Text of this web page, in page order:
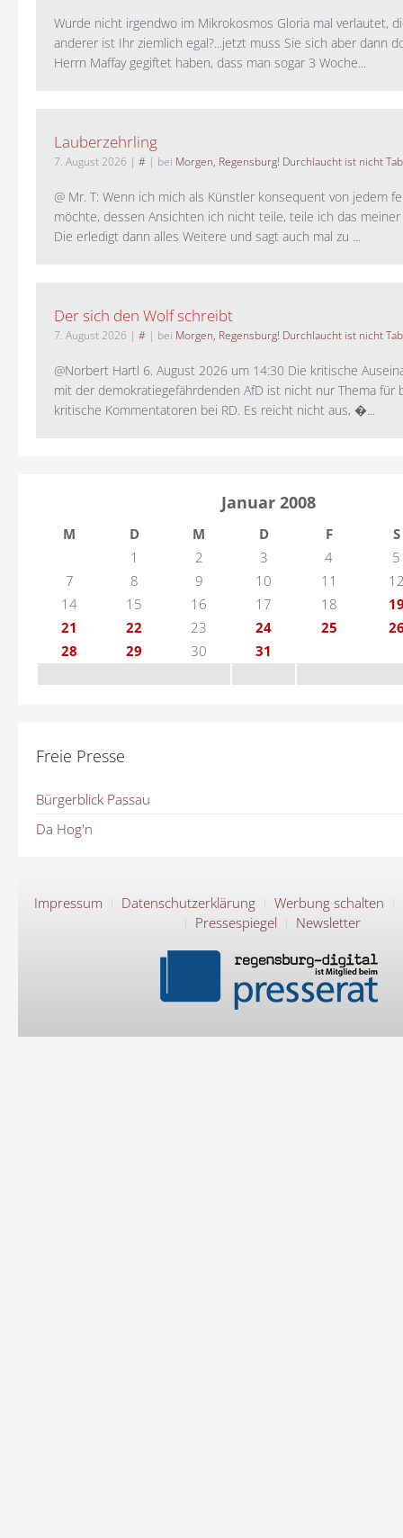
Wurde nicht irgendwo im Mikrokosmos Gloria mal verlautet,
anderer ist Ihr ziemlich egal?...jetzt muss Sie sich aber dann
Herrn Maffay gegiftet haben, dass man sogar 3 Woche...
Lauberzehrling
7. August 2026 | # | bei Morgen, Regensburg! Durchlaucht ist nicht
@ Mr. T: Wenn ich mich als Künstler konsequent von jedem
möchte, dessen Ansichten ich nicht teile, teile ich das
Die erledigt dann alles Weitere und sagt auch mal zu ...
Der sich den Wolf schreibt
7. August 2026 | # | bei Morgen, Regensburg! Durchlaucht ist nicht
@Norbert Hartl 6. August 2026 um 14:30 Die kritische
mit der demokratiegefährdenden AfD ist nicht nur Thema für
kritische Kommentatoren bei RD. Es reicht nicht aus, �...
Januar 2008
M D M D F
S
1
2 3 4
5
7
8 9 10 11
14
15 16 17 18
21
22 23 24 25
28
29 30 31
Freie Presse
Bürgerblick Passau
Da Hog'n
Impressum Datenschutzerklärung
Werbung schalten
Pressespiegel
Newsletter